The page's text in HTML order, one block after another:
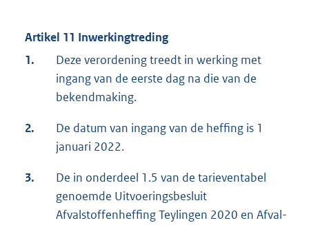
Artikel 11 Inwerkingtreding
1.
Deze verordening treedt in werking met
ingang van de eerste dag na die van de
bekendmaking.
2.
De datum van ingang van de heffing is 1
januari 2022.
3.
De in onderdeel 1.5 van de tarieventabel
genoemde Uitvoeringsbesluit
Afvalstoffenheffing Teylingen 2020 en Afval-